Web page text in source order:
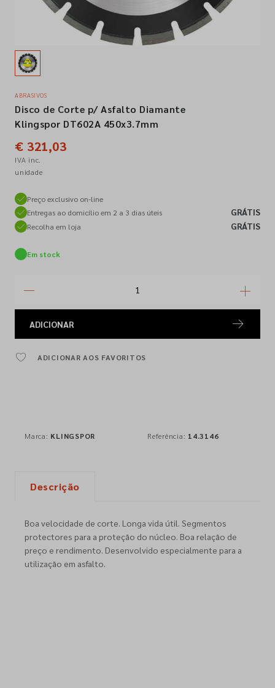
Contactos
Siga-nos nas redes sociais
ABRASIVOS
Disco de Corte p/ Asfalto Diamante
Klingspor DT602A 450x3.7mm
€ 321,03
IVA inc.
unidade
Preço exclusivo on-line
Entregas ao domicílio em 2 a 3 dias úteis
GRÁTIS
Recolha em loja GRÁTIS
Em stock
ADICIONAR
ADICIONAR AOS FAVORITOS
Marca: KLINGSPOR Referência: 14.3146
Descrição
Boa velocidade de corte. Longa vida útil. Segmentos
protectores para a proteção do núcleo. Boa relação de
preço e rendimento. Desenvolvido especialmente para a
utilização em asfalto.